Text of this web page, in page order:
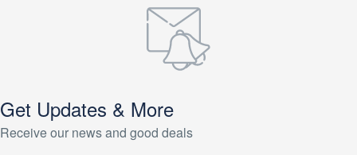
Get Updates & More
Receive our news and good deals